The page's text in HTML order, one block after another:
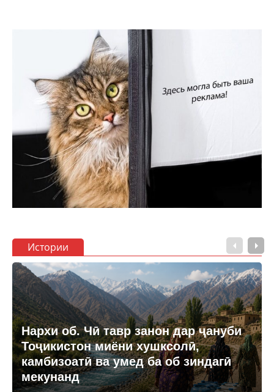
Истории
Нархи об. Чӣ тавр занон дар ҷануби
Тоҷикистон миёни хушксолӣ,
камбизоатӣ ва умед ба об зиндагӣ
мекунанд